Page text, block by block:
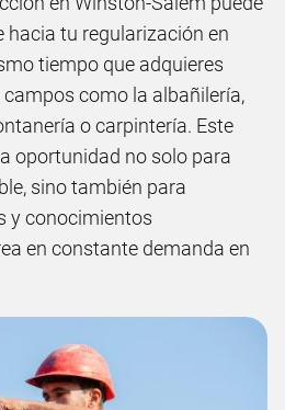
hacia tu regularización en
tiempo que adquieres
como la albañilería,
o carpintería. Este
oportunidad no solo para
sino también para
y conocimientos
en constante demanda en